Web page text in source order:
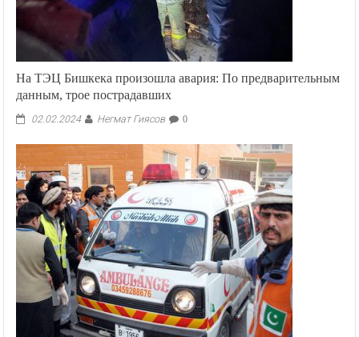
На ТЭЦ Бишкека произошла авария: По предварительным
данным, трое пострадавших
02.02.2024 Негмат Гиясов 0